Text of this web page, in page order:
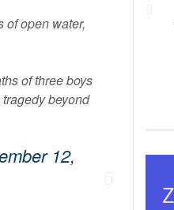
of open water,
of three boys
beyond
12,